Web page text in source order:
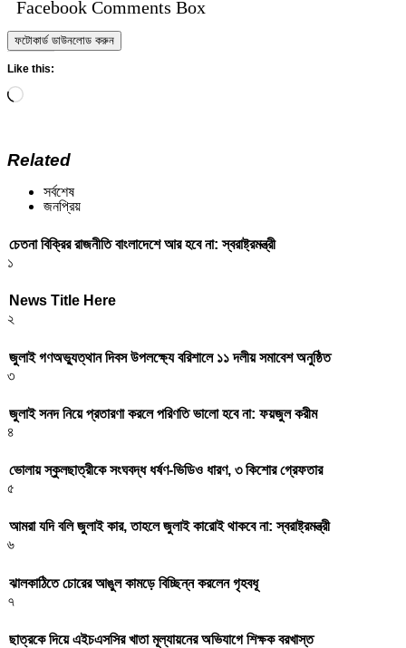
Facebook Comments Box
ফটোকার্ড ডাউনলোড করুন
Like this:
Loading…
Related
সর্বশেষ
জনপ্রিয়
চেতনা বিক্রির রাজনীতি বাংলাদেশে আর হবে না: স্বরাষ্ট্রমন্ত্রী
১
News Title Here
২
জুলাই গণঅভ্যুত্থান দিবস উপলক্ষ্যে বরিশালে ১১ দলীয় সমাবেশ অনুষ্ঠিত
৩
জুলাই সনদ নিয়ে প্রতারণা করলে পরিণতি ভালো হবে না: ফয়জুল করীম
৪
ভোলায় স্কুলছাত্রীকে সংঘবদ্ধ ধর্ষণ-ভিডিও ধারণ, ৩ কিশোর গ্রেফতার
৫
আমরা যদি বলি জুলাই কার, তাহলে জুলাই কারোই থাকবে না: স্বরাষ্ট্রমন্ত্রী
৬
ঝালকাঠিতে চোরের আঙুল কামড়ে বিচ্ছিন্ন করলেন গৃহবধূ
৭
ছাত্রকে দিয়ে এইচএসসির খাতা মূল্যায়নের অভিযাগে শিক্ষক বরখাস্ত